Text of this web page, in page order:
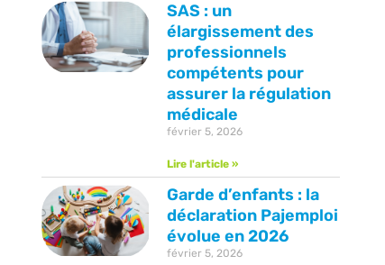
SAS : un
élargissement des
professionnels
compétents pour
assurer la régulation
médicale
février 5, 2026
Lire l'article »
Garde d’enfants : la
déclaration Pajemploi
évolue en 2026
février 5, 2026